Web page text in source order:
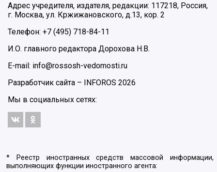
Адрес учредителя, издателя, редакции: 117218, Россия,
г. Москва, ул. Кржижановского, д.13, кор. 2
Телефон: +7 (495) 718-84-11
И.О. главного редактора Дорохова Н.В.
E-mail: info@rossosh-vedomosti.ru
Разработчик сайта – INFOROS 2026
Мы в социальных сетях:
* Реестр иностранных средств массовой информации,
выполняющих функции иностранного агента: